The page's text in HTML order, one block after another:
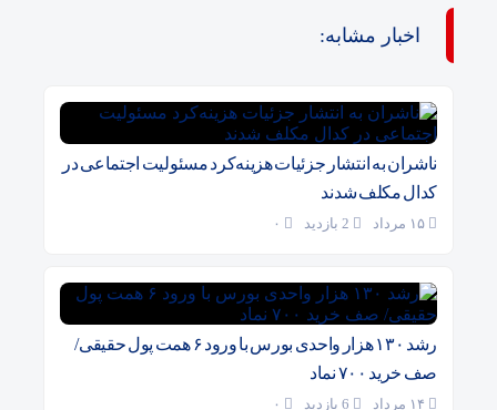
اخبار مشابه:
ناشران به انتشار جزئیات هزینه‌کرد مسئولیت اجتماعی در
کدال مکلف شدند
۰
رشد ۱۳۰ هزار واحدی بورس با ورود ۶ همت پول حقیقی/
صف خرید ۷۰۰ نماد
۰